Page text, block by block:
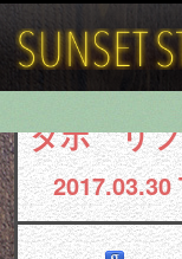
タホ リ
2017.03.30